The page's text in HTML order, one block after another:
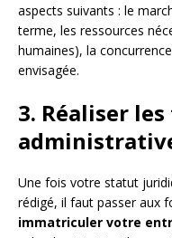
aspects suivants : le
terme, les ressources
humaines), la
envisagée.
3. Réaliser
Une fois votre statut
rédigé, il faut passer aux
immatriculer votre